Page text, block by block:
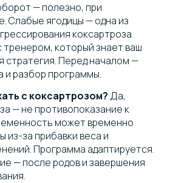
— полезно, при
Слабые ягодицы — одна из
коксартроза.
тренером, который знает ваш
стратегия. Перед началом —
и разбор программы.
с коксартрозом? Да,
— не противопоказание к
может временно
из-за прибавки веса и
Программа адаптируется.
— после родов и завершения